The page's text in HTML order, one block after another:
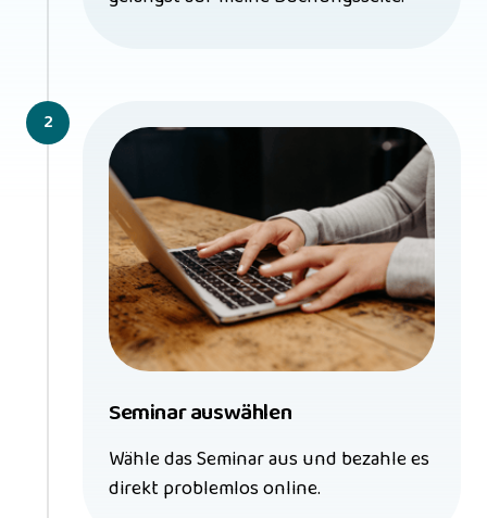
2
Seminar auswählen
Wähle das Seminar aus und bezahle es
direkt problemlos online.